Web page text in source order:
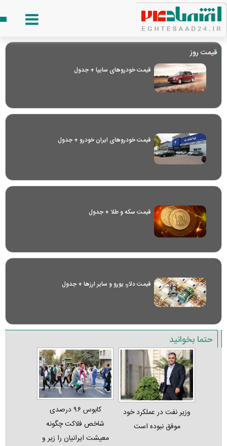
قیمت روز
قیمت خودرو‌های سایپا + جدول
قیمت خودرو‌های ایران خودرو + جدول
قیمت سکه و طلا + جدول
قیمت دلار، یورو و سایر ارز‌ها + جدول
حتما بخوانید
وزیر نفت در عملکرد خود
موفق نبوده است
کابوس ۹۶ درصدی
شاخص فلاکت چگونه
معیشت ایرانیان را زیر و